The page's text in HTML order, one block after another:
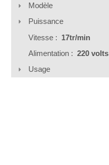
Modèle
Puissance
Vitesse : 17tr/min
Alimentation : 220 volts
Usage